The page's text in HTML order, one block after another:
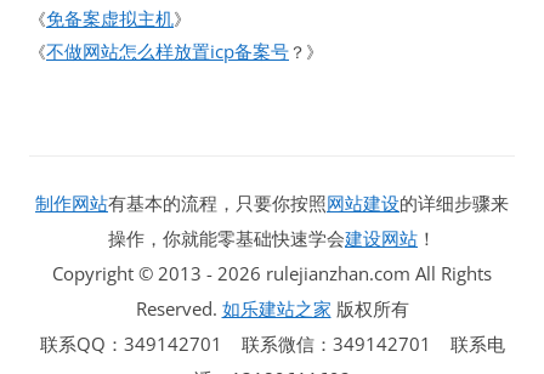
《免备案虚拟主机》
《不做网站怎么样放置icp备案号 ？》
制作网站有基本的流程，只要你按照网站建设的详细步骤来
操作，你就能零基础快速学会建设网站 ！
Copyright © 2013 - 2026 rulejianzhan.com All Rights
Reserved. 如乐建站之家 版权所有
联系QQ：349142701 联系微信：349142701 联系电